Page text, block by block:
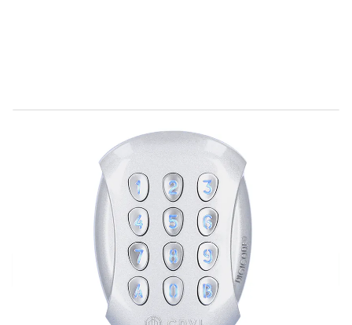
C201062 Productgroep D
Incl. BTW
€ 313,39
Offerte aanvragen